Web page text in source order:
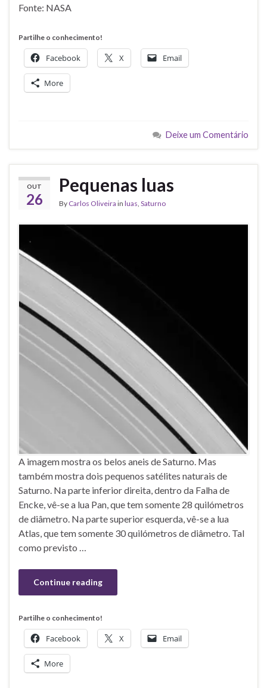
Fonte: NASA
Partilhe o conhecimento!
Facebook X Email
More
Deixe um Comentário
OUT
26
Pequenas luas
By Carlos Oliveira in luas, Saturno
A imagem mostra os belos aneis de Saturno. Mas
também mostra dois pequenos satélites naturais de
Saturno. Na parte inferior direita, dentro da Falha de
Encke, vê-se a lua Pan, que tem somente 28 quilómetros
de diâmetro. Na parte superior esquerda, vê-se a lua
Atlas, que tem somente 30 quilómetros de diâmetro. Tal
como previsto …
Continue reading
Partilhe o conhecimento!
Facebook X Email
More